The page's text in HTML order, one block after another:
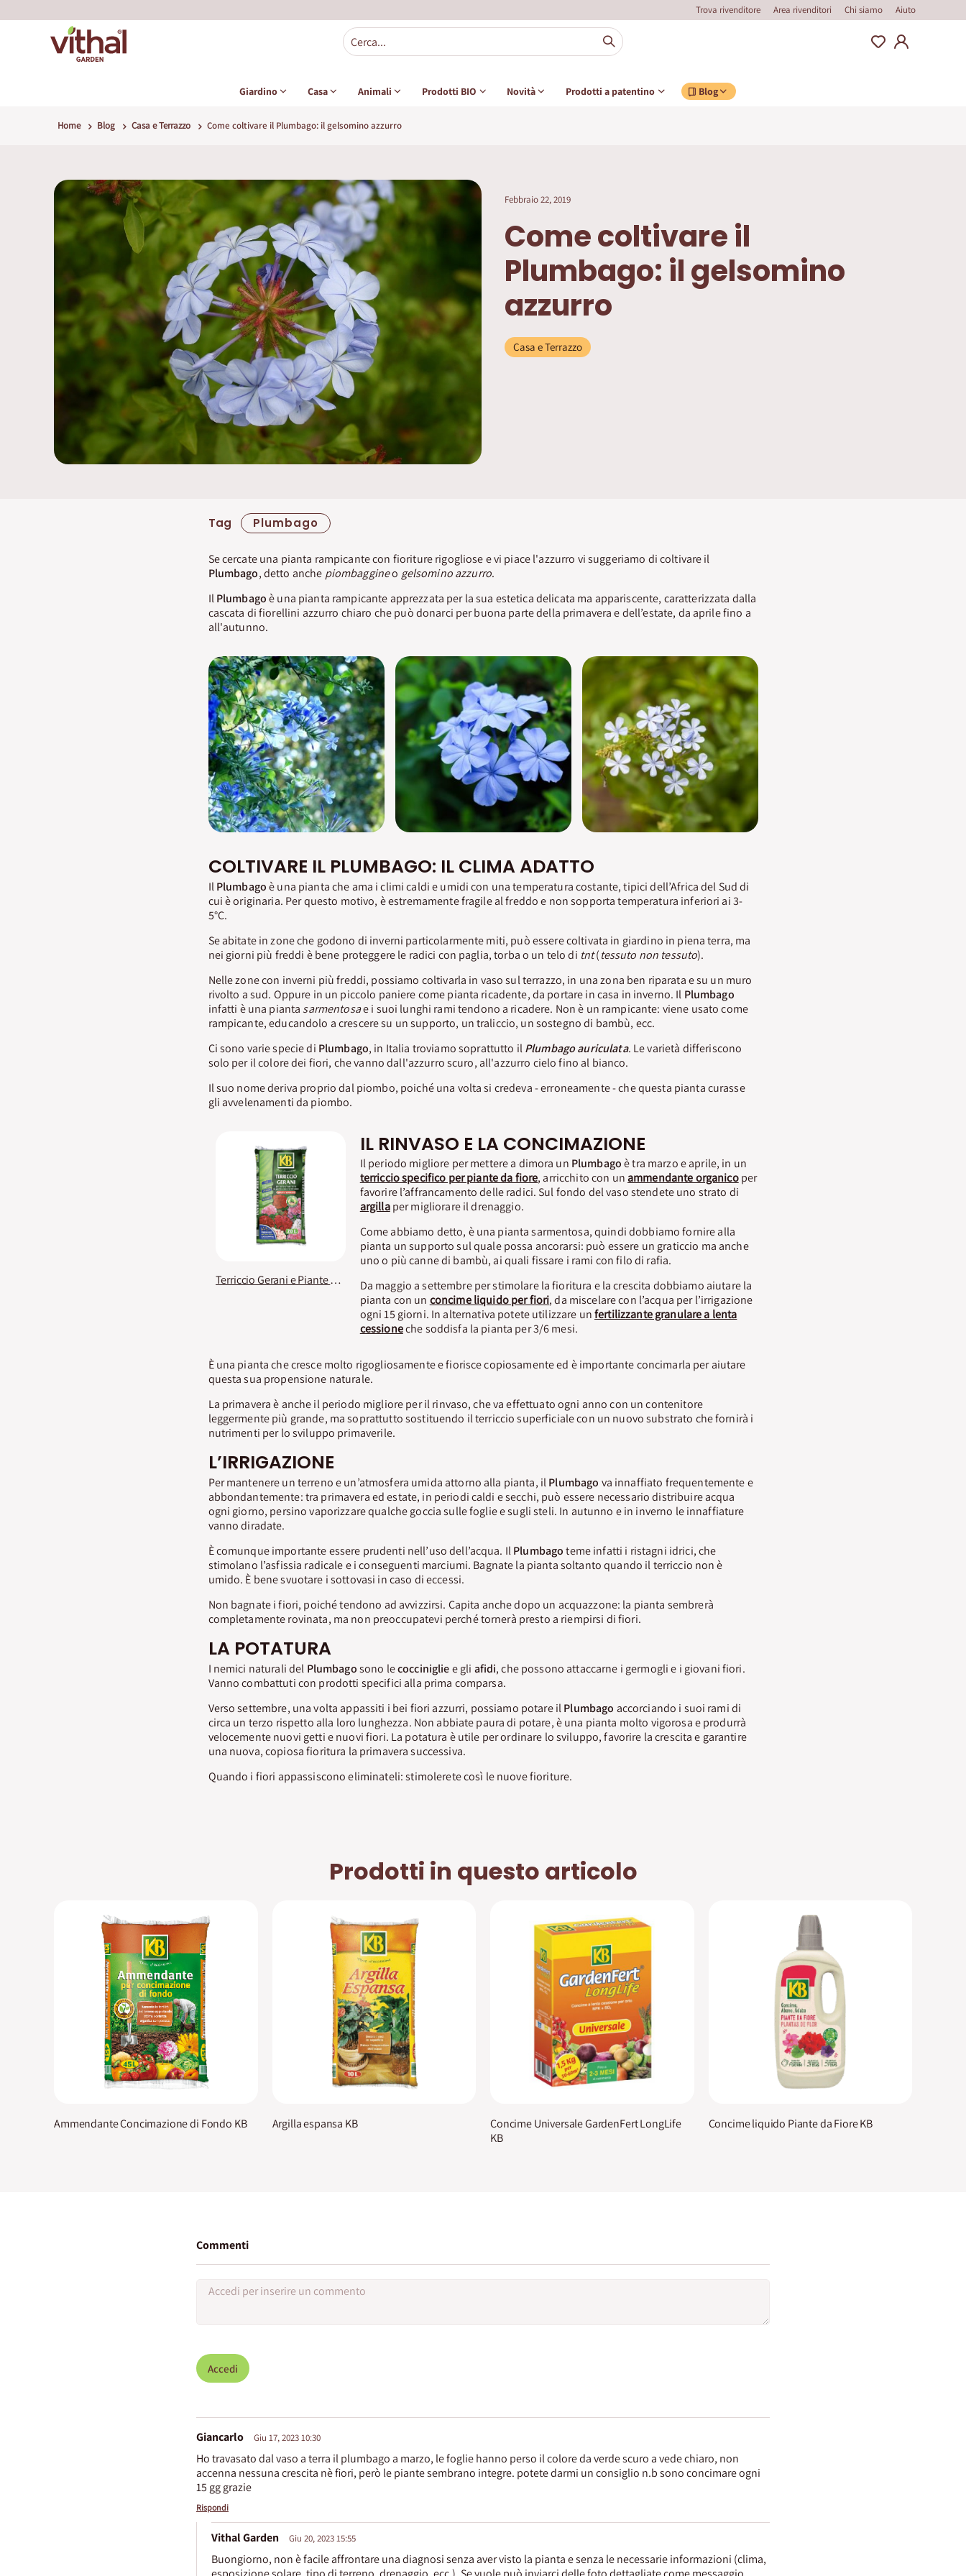
Trova rivenditore Area rivenditori Chi siamo Aiuto
Giardino Casa Animali Prodotti BIO Novità Prodotti a patentino Blog
Home Blog Casa e Terrazzo Come coltivare il Plumbago: il gelsomino azzurro
Febbraio 22, 2019
Come coltivare il
Plumbago: il gelsomino
azzurro
Casa e Terrazzo
Tag Plumbago
Se cercate una pianta rampicante con fioriture rigogliose e vi piace l'azzurro vi suggeriamo di coltivare il
Plumbago, detto anche piombaggineo gelsomino azzurro.
IlPlumbagoè una pianta rampicante apprezzata per la sua estetica delicata ma appariscente, caratterizzata dalla
cascata di fiorellini azzurro chiaro che può donarci per buona parte della primavera e dell’estate, da aprile fino a
all'autunno.
COLTIVARE IL PLUMBAGO: IL CLIMA ADATTO
IlPlumbagoè una pianta che ama i climi caldi e umidi con una temperatura costante, tipici dell’Africa del Sud di
cui è originaria. Per questo motivo, è estremamente fragile al freddo e non sopporta temperatura inferiori ai 3-
5°C.
Se abitate in zone che godono di inverni particolarmente miti, può essere coltivata in giardino in piena terra, ma
nei giorni più freddi è bene proteggere le radici con paglia, torba o un telo di tnt(tessuto non tessuto).
Nelle zone con inverni più freddi, possiamo coltivarla in vaso sul terrazzo, in una zona ben riparata e su un muro
rivolto a sud. Oppure in un piccolo paniere come pianta ricadente, da portare in casa in inverno. Il Plumbago
infatti è una pianta sarmentosae i suoi lunghi rami tendono a ricadere. Non è un rampicante: viene usato come
rampicante, educandolo a crescere su un supporto, un traliccio, un sostegno di bambù, ecc.
Ci sono varie specie di Plumbago, in Italia troviamo soprattutto ilPlumbago auriculata. Le varietà differiscono
solo per il colore dei fiori, che vanno dall'azzurro scuro, all'azzurro cielo fino al bianco.
Il suo nome deriva proprio dal piombo, poiché una volta si credeva - erroneamente - che questa pianta curasse
gli avvelenamenti da piombo.
Terriccio Gerani e Piante Fiorite KB PREMIUM
IL RINVASO E LA CONCIMAZIONE
Il periodo migliore per mettere a dimora un Plumbagoè tra marzo e aprile, in un
terriccio specifico per piante da fiore, arricchito con unammendante organicoper
favorire l’affrancamento delle radici. Sul fondo del vaso stendete uno strato di
argillaper migliorare il drenaggio.
Come abbiamo detto, è una pianta sarmentosa, quindi dobbiamo fornire alla
pianta un supporto sul quale possa ancorarsi: può essere un graticcio ma anche
uno o più canne di bambù, ai quali fissare i rami con filo di rafia.
Da maggio a settembre per stimolare la fioritura e la crescita dobbiamo aiutare la
pianta con un concime liquido per fiori, da miscelare con l’acqua per l’irrigazione
ogni 15 giorni. In alternativa potete utilizzare unfertilizzante granulare a lenta
cessioneche soddisfa la pianta per 3/6 mesi.
È una pianta che cresce molto rigogliosamente e fiorisce copiosamente ed è importante concimarla per aiutare
questa sua propensione naturale.
La primavera è anche il periodo migliore per il rinvaso, che va effettuato ogni anno con un contenitore
leggermente più grande, ma soprattutto sostituendo il terriccio superficiale con un nuovo substrato che fornirà i
nutrimenti per lo sviluppo primaverile.
L’IRRIGAZIONE
Per mantenere un terreno e un’atmosfera umida attorno alla pianta, ilPlumbago va innaffiato frequentemente e
abbondantemente: tra primavera ed estate, in periodi caldi e secchi, può essere necessario distribuire acqua
ogni giorno, persino vaporizzare qualche goccia sulle foglie e sugli steli. In autunno e in inverno le innaffiature
vanno diradate.
È comunque importante essere prudenti nell’uso dell’acqua. IlPlumbagoteme infatti i ristagni idrici, che
stimolano l’asfissia radicale e i conseguenti marciumi. Bagnate la pianta soltanto quando il terriccio non è
umido. È bene svuotare i sottovasi in caso di eccessi.
Non bagnate i fiori, poiché tendono ad avvizzirsi. Capita anche dopo un acquazzone: la pianta sembrerà
completamente rovinata, ma non preoccupatevi perché tornerà presto a riempirsi di fiori.
LA POTATURA
I nemici naturali del Plumbagosono lecoccinigliee gli afidi, che possono attaccarne i germogli e i giovani fiori.
Vanno combattuti con prodotti specifici alla prima comparsa.
Verso settembre, una volta appassiti i bei fiori azzurri, possiamo potare ilPlumbago accorciando i suoi rami di
circa un terzo rispetto alla loro lunghezza. Non abbiate paura di potare, è una pianta molto vigorosa e produrrà
velocemente nuovi getti e nuovi fiori. La potatura è utile per ordinare lo sviluppo, favorire la crescita e garantire
una nuova, copiosa fioritura la primavera successiva.
Quando i fiori appassiscono eliminateli: stimolerete così le nuove fioriture.
Prodotti in questo articolo
Ammendante Concimazione di Fondo KB Argilla espansa KB
Concime Universale GardenFert LongLife
KB
Concime liquido Piante da Fiore KB
Commenti
Accedi
Giancarlo Giu 17, 2023 10:30
Ho travasato dal vaso a terra il plumbago a marzo, le foglie hanno perso il colore da verde scuro a vede chiaro, non
accenna nessuna crescita nè fiori, però le piante sembrano integre. potete darmi un consiglio n.b sono concimare ogni
15 gg grazie
Rispondi
Vithal Garden Giu 20, 2023 15:55
Buongiorno, non è facile affrontare una diagnosi senza aver visto la pianta e senza le necessarie informazioni (clima,